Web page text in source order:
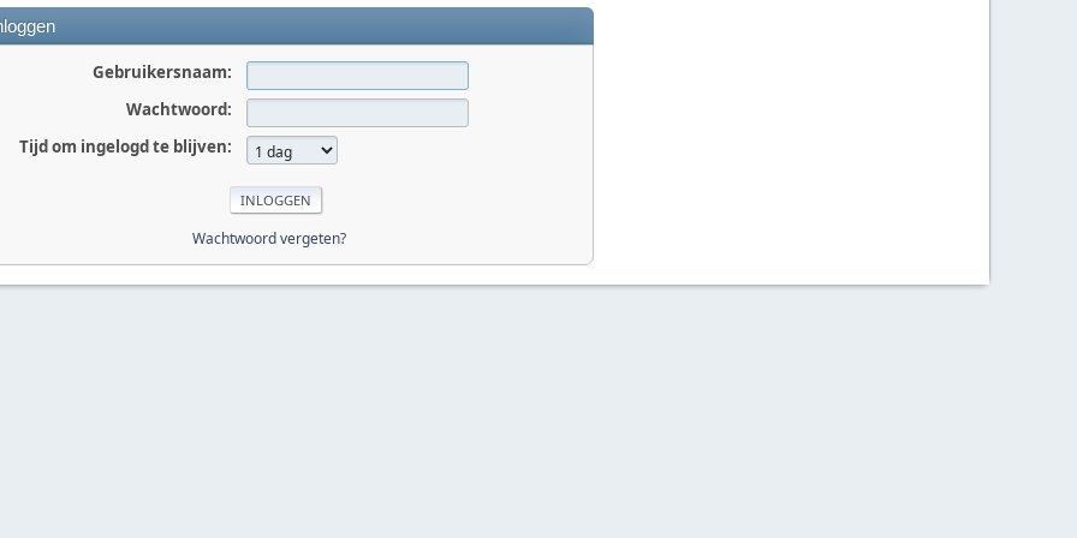
Gebruikersnaam:
Wachtwoord:
Tijd om ingelogd te blijven:
Wachtwoord vergeten?